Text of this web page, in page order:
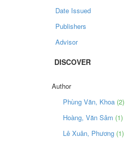
Date Issued
Publishers
Advisor
DISCOVER
Author
Phùng Văn, Khoa (2)
Hoàng, Văn Sâm (1)
Lê Xuân, Phương (1)